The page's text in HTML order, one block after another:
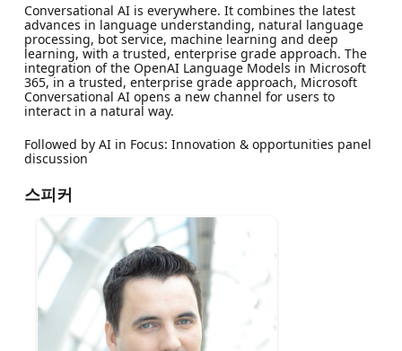
Conversational AI is everywhere. It combines the latest
advances in language understanding, natural language
processing, bot service, machine learning and deep
learning, with a trusted, enterprise grade approach. The
integration of the OpenAI Language Models in Microsoft
365, in a trusted, enterprise grade approach, Microsoft
Conversational AI opens a new channel for users to
interact in a natural way.
Followed by AI in Focus: Innovation & opportunities panel
discussion
스피커